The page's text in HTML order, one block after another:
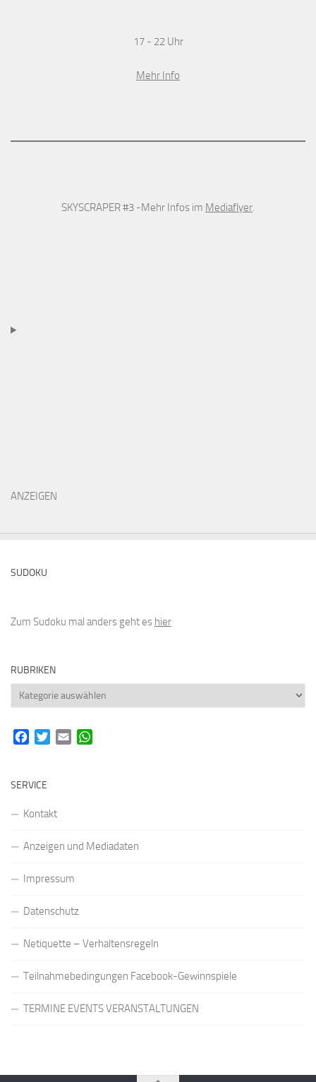
17 - 22 Uhr
Mehr Info
SKYSCRAPER #3 -Mehr Infos im Mediaflyer.
ANZEIGEN
SUDOKU
Zum Sudoku mal anders geht es hier
RUBRIKEN
Rubriken
FacebookTwitterEmail
SERVICE
Kontakt
Anzeigen und Mediadaten
Impressum
Datenschutz
Netiquette – Verhaltensregeln
Teilnahmebedingungen Facebook-Gewinnspiele
TERMINE EVENTS VERANSTALTUNGEN